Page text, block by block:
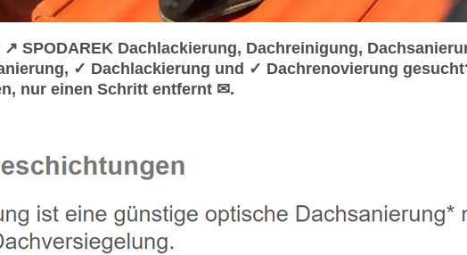
SPODAREK Dachlackierung, Dachreinigung,
✓ Dachlackierung und ✓ Dachrenovierung
nur einen Schritt entfernt ✉.